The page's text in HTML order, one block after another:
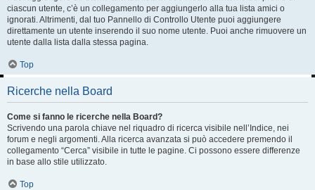
ciascun utente, c’è un collegamento per aggiungerlo alla tua lista amici o
ignorati. Altrimenti, dal tuo Pannello di Controllo Utente puoi aggiungere
direttamente un utente inserendo il suo nome utente. Puoi anche rimuovere un
utente dalla lista dalla stessa pagina.
Top
Ricerche nella Board
Come si fanno le ricerche nella Board?
Scrivendo una parola chiave nel riquadro di ricerca visibile nell’Indice, nei
forum e negli argomenti. Alla ricerca avanzata si può accedere premendo il
collegamento “Cerca” visibile in tutte le pagine. Ci possono essere differenze
in base allo stile utilizzato.
Top